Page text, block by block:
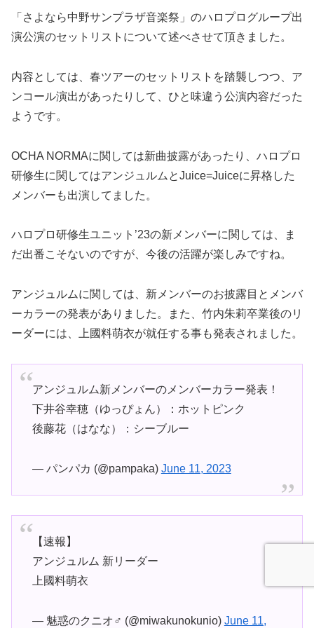
「さよなら中野サンプラザ音楽祭」のハロプログループ出
演公演のセットリストについて述べさせて頂きました。
内容としては、春ツアーのセットリストを踏襲しつつ、ア
ンコール演出があったりして、ひと味違う公演内容だった
ようです。
OCHA NORMAに関しては新曲披露があったり、ハロプロ
研修生に関してはアンジュルムとJuice=Juiceに昇格した
メンバーも出演してました。
ハロプロ研修生ユニット’23の新メンバーに関しては、ま
だ出番こそないのですが、今後の活躍が楽しみですね。
アンジュルムに関しては、新メンバーのお披露目とメンバ
ーカラーの発表がありました。また、竹内朱莉卒業後のリ
ーダーには、上國料萌衣が就任する事も発表されました。
アンジュルム新メンバーのメンバーカラー発表！
下井谷幸穂（ゆっぴょん）：ホットピンク
後藤花（はなな）：シーブルー
— パンパカ (@pampaka) June 11, 2023
【速報】
アンジュルム 新リーダー
上國料萌衣
— 魅惑のクニオ♂ (@miwakunokunio) June 11,